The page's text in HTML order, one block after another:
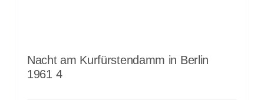
Nacht am Kurfürstendamm in Berlin
1961 4